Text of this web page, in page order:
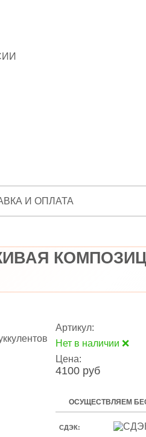
И ОПЛАТА
Артикул:
Нет в наличии ❌
Цена:
4100 руб
ОСУЩЕСТВЛЯЕМ
СДЭК: